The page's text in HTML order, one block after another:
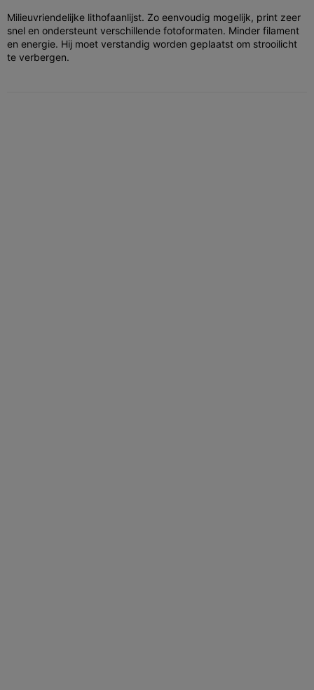
Milieuvriendelijke lithofaanlijst. Zo eenvoudig mogelijk, print zeer
snel en ondersteunt verschillende fotoformaten. Minder filament
en energie. Hij moet verstandig worden geplaatst om strooilicht
te verbergen.